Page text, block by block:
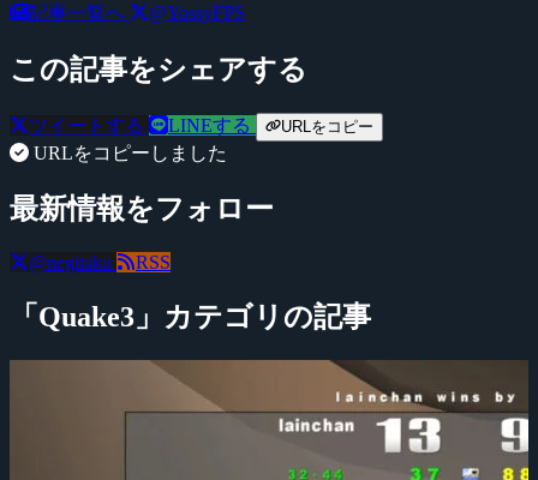
記事一覧へ @YossyFPS
この記事をシェアする
ツイートする LINEする URLをコピー
URLをコピーしました
最新情報をフォロー
@negitaku RSS
「Quake3」カテゴリの記事